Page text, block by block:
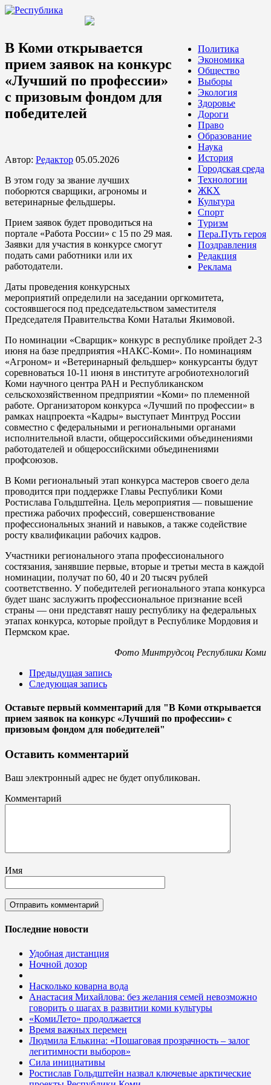
Политика
Экономика
Общество
Выборы
Экология
Здоровье
Дороги
Право
Образование
Наука
История
Городская среда
Технологии
ЖКХ
Культура
Спорт
Туризм
Пера.Путь героя
Поздравления
Редакция
Реклама
В Коми открывается
прием заявок на конкурс
«Лучший по профессии»
с призовым фондом для
победителей
Автор: Редактор 05.05.2026
В этом году за звание лучших
поборются сварщики, агрономы и
ветеринарные фельдшеры.
Прием заявок будет проводиться на
портале «Работа России» с 15 по 29 мая.
Заявки для участия в конкурсе смогут
подать сами работники или их
работодатели.
Даты проведения конкурсных
мероприятий определили на заседании оргкомитета,
состоявшегося под председательством заместителя
Председателя Правительства Коми Натальи Якимовой.
По номинации «Сварщик» конкурс в республике пройдет 2-3
июня на базе предприятия «НАКС-Коми». По номинациям
«Агроном» и «Ветеринарный фельдшер» конкурсанты будут
соревноваться 10-11 июня в институте агробиотехнологий
Коми научного центра РАН и Республиканском
сельскохозяйственном предприятии «Коми» по племенной
работе. Организатором конкурса «Лучший по профессии» в
рамках нацпроекта «Кадры» выступает Минтруд России
совместно с федеральными и региональными органами
исполнительной власти, общероссийскими объединениями
работодателей и общероссийскими объединениями
профсоюзов.
В Коми региональный этап конкурса мастеров своего дела
проводится при поддержке Главы Республики Коми
Ростислава Гольдштейна. Цель мероприятия — повышение
престижа рабочих профессий, совершенствование
профессиональных знаний и навыков, а также содействие
росту квалификации рабочих кадров.
Участники регионального этапа профессионального
состязания, занявшие первые, вторые и третьи места в каждой
номинации, получат по 60, 40 и 20 тысяч рублей
соответственно. У победителей регионального этапа конкурса
будет шанс заслужить профессиональное признание всей
страны — они представят нашу республику на федеральных
этапах конкурса, которые пройдут в Республике Мордовия и
Пермском крае.
Фото Минтрудсоц Республики Коми
Предыдущая запись
Следующая запись
Оставьте первый комментарий для "В Коми открывается
прием заявок на конкурс «Лучший по профессии» с
призовым фондом для победителей"
Оставить комментарий
Ваш электронный адрес не будет опубликован.
Комментарий
Имя
Последние новости
Удобная дистанция
Ночной дозор
Насколько коварна вода
Анастасия Михайлова: без желания семей невозможно
говорить о шагах в развитии коми культуры
«КомиЛето» продолжается
Время важных перемен
Людмила Елькина: «Пошаговая прозрачность – залог
легитимности выборов»
Сила инициативы
Ростислав Гольдштейн назвал ключевые арктические